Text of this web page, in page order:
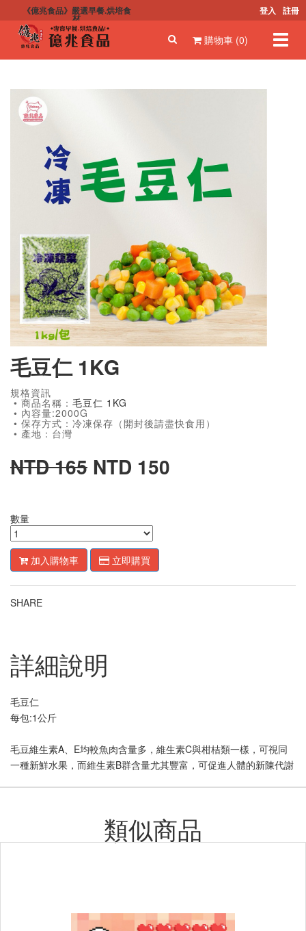
《億兆食品》嚴選早餐.烘培食
材
登入 註冊
購物車 (0)
毛豆仁 1KG
規格資訊
• 商品名稱： 毛豆仁 1KG
• 內容量:2000G
• 保存方式：冷凍保存（開封後請盡快食用）
• 產地：台灣
NTD 165 NTD 150
數量
加入購物車 立即購買
SHARE
詳細說明
毛豆仁
每包:1公斤
毛豆維生素A、E均較魚肉含量多，維生素C與柑桔類一樣，可視同
一種新鮮水果，而維生素B群含量尤其豐富，可促進人體的新陳代謝
類似商品